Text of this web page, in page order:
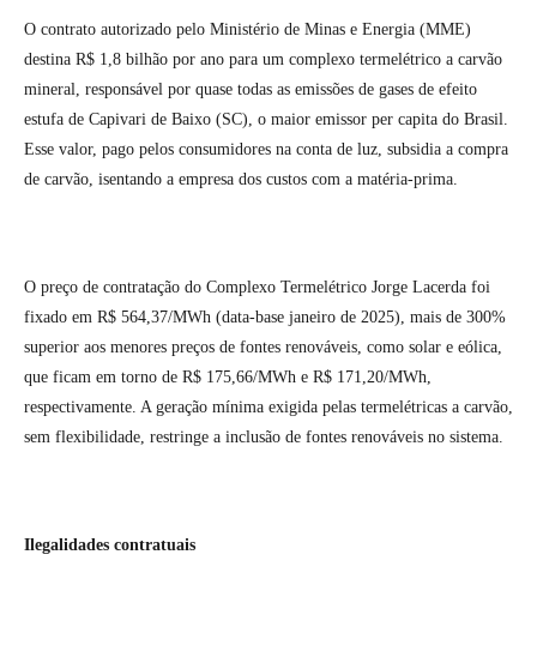
O contrato autorizado pelo Ministério de Minas e Energia (MME)
destina R$ 1,8 bilhão por ano para um complexo termelétrico a carvão
mineral, responsável por quase todas as emissões de gases de efeito
estufa de Capivari de Baixo (SC), o maior emissor per capita do Brasil.
Esse valor, pago pelos consumidores na conta de luz, subsidia a compra
de carvão, isentando a empresa dos custos com a matéria-prima.
O preço de contratação do Complexo Termelétrico Jorge Lacerda foi
fixado em R$ 564,37/MWh (data-base janeiro de 2025), mais de 300%
superior aos menores preços de fontes renováveis, como solar e eólica,
que ficam em torno de R$ 175,66/MWh e R$ 171,20/MWh,
respectivamente. A geração mínima exigida pelas termelétricas a carvão,
sem flexibilidade, restringe a inclusão de fontes renováveis no sistema.
Ilegalidades contratuais